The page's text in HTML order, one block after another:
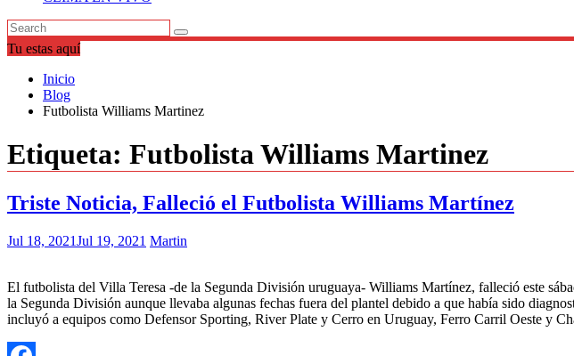
Tu estas aquí
Inicio
Blog
Futbolista Williams Martinez
Etiqueta: Futbolista Williams Martinez
Triste Noticia, Falleció el Futbolista Williams Martínez
Jul 18, 2021Jul 19, 2021 Martin
El futbolista del Villa Teresa -de la Segunda División uruguaya- Williams Martínez, falleció este
la Segunda División aunque llevaba algunas fechas fuera del plantel debido a que había sido
incluyó a equipos como Defensor Sporting, River Plate y Cerro en Uruguay, Ferro Carril Oeste y